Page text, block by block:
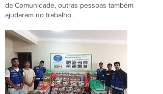
da Comunidade, outras pessoas também
ajudaram no trabalho.